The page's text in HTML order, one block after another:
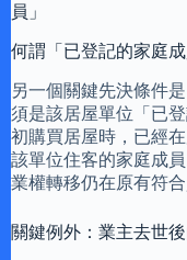
員」
何謂「已登記的家庭成
另一個關鍵先決條件
須是該居屋單位「已
初購買居屋時，已經
該單位住客的家庭成
業權轉移仍在原有符
關鍵例外：業主去世